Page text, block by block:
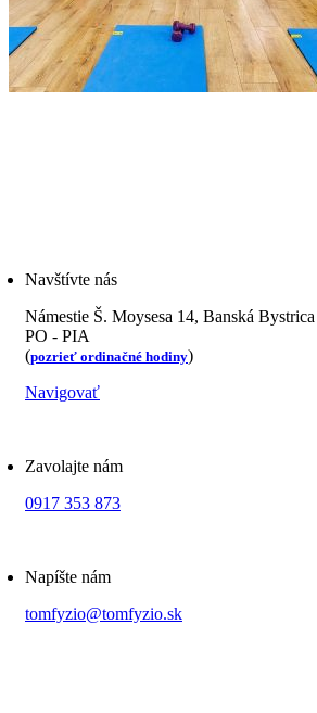
Navštívte nás
Námestie Š. Moysesa 14, Banská Bystrica
PO - PIA
(pozrieť ordinačné hodiny)
Navigovať
Zavolajte nám
0917 353 873
Napíšte nám
tomfyzio@tomfyzio.sk